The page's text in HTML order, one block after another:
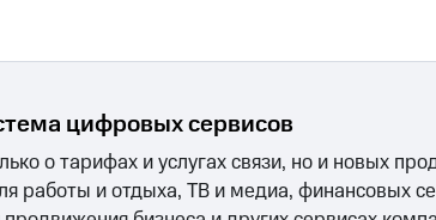
цифровых сервисов
о тарифах и услугах связи, но и новых
работы и отдыха, ТВ и медиа, финансовых